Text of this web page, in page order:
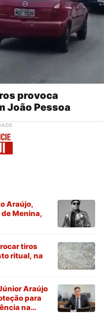
provoca
João Pessoa
Araújo,
Menina,
tiros
ritual, na
Araújo
para
na